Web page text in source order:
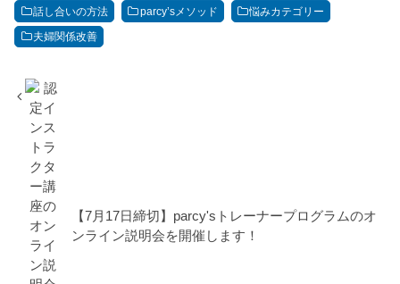
話し合いの方法 parcy’sメソッド 悩みカテゴリー
夫婦関係改善
【7月17日締切】parcy'sトレーナープログラムのオ
ンライン説明会を開催します！